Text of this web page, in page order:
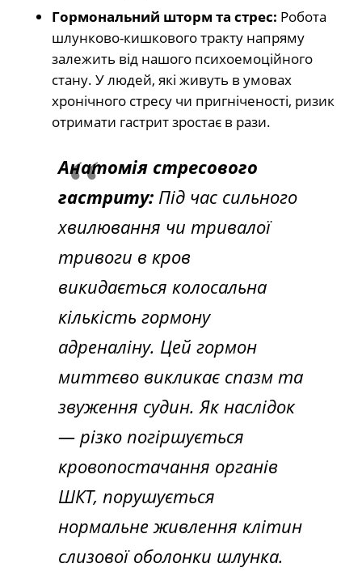
Гормональний шторм та стрес: Робота
шлунково-кишкового тракту напряму
залежить від нашого психоемоційного
стану. У людей, які живуть в умовах
хронічного стресу чи пригніченості, ризик
отримати гастрит зростає в рази.
Анатомія стресового
гастриту: Під час сильного
хвилювання чи тривалої
тривоги в кров
викидається колосальна
кількість гормону
адреналіну. Цей гормон
миттєво викликає спазм та
звуження судин. Як наслідок
— різко погіршується
кровопостачання органів
ШКТ, порушується
нормальне живлення клітин
слизової оболонки шлунка.